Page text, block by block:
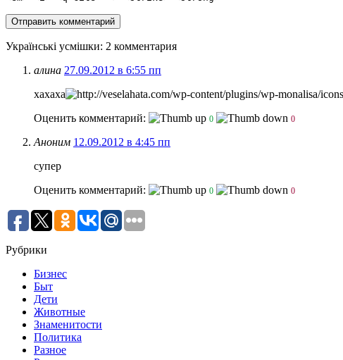
Українські усмішки: 2 комментария
алина 27.09.2012 в 6:55 пп
хахаха
Оценить комментарий:
0 0
Аноним 12.09.2012 в 4:45 пп
супер
Оценить комментарий:
0 0
Рубрики
Бизнес
Быт
Дети
Животные
Знаменитости
Политика
Разное